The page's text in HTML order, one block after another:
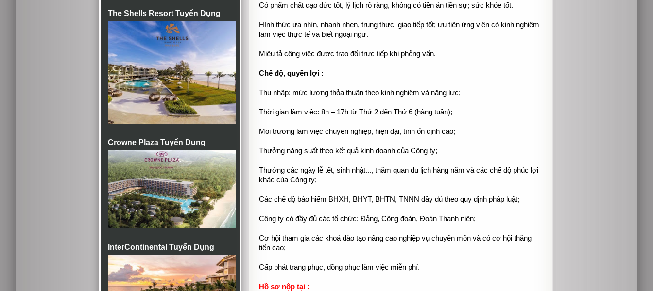
The Shells Resort Tuyển Dụng
Crowne Plaza Tuyển Dụng
InterContinental Tuyển Dụng
Có phẩm chất đạo đức tốt, lý lịch rõ ràng, không có tiền án tiền sự; sức khỏe tốt.
Hình thức ưa nhìn, nhanh nhẹn, trung thực, giao tiếp tốt; ưu tiên ứng viên có kinh nghiệm
làm việc thực tế và biết ngoại ngữ.
Miêu tả công việc được trao đổi trực tiếp khi phỏng vấn.
Chế độ, quyền lợi :
Thu nhập: mức lương thỏa thuận theo kinh nghiệm và năng lực;
Thời gian làm việc: 8h – 17h từ Thứ 2 đến Thứ 6 (hàng tuần);
Môi trường làm việc chuyên nghiệp, hiện đại, tính ổn định cao;
Thưởng năng suất theo kết quả kinh doanh của Công ty;
Thưởng các ngày lễ tết, sinh nhật..., thăm quan du lịch hàng năm và các chế độ phúc lợi
khác của Công ty;
Các chế độ bảo hiểm BHXH, BHYT, BHTN, TNNN đầy đủ theo quy định pháp luật;
Công ty có đầy đủ các tổ chức: Đảng, Công đoàn, Đoàn Thanh niên;
Cơ hội tham gia các khoá đào tạo nâng cao nghiệp vụ chuyên môn và có cơ hội thăng
tiến cao;
Cấp phát trang phục, đồng phục làm việc miễn phí.
Hồ sơ nộp tại :